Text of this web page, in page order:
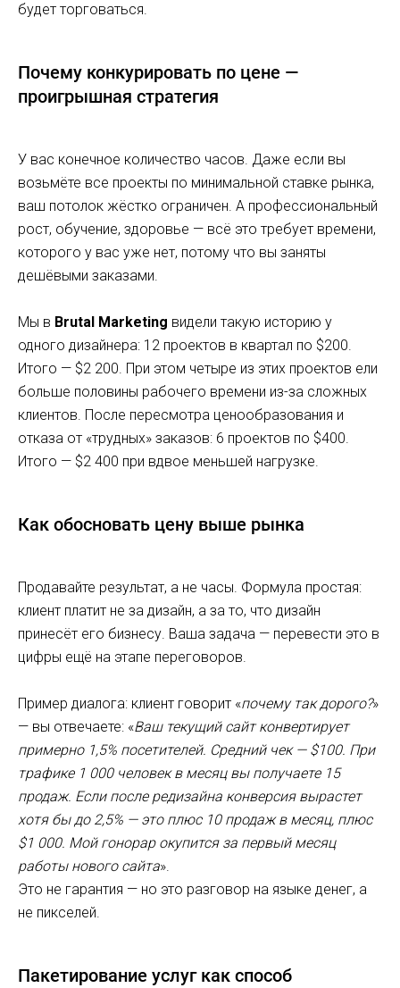
будет торговаться.
Почему конкурировать по цене —
проигрышная стратегия
У вас конечное количество часов. Даже если вы
возьмёте все проекты по минимальной ставке рынка,
ваш потолок жёстко ограничен. А профессиональный
рост, обучение, здоровье — всё это требует времени,
которого у вас уже нет, потому что вы заняты
дешёвыми заказами.
Мы в Brutal Marketing видели такую историю у
одного дизайнера: 12 проектов в квартал по $200.
Итого — $2 200. При этом четыре из этих проектов ели
больше половины рабочего времени из-за сложных
клиентов. После пересмотра ценообразования и
отказа от «трудных» заказов: 6 проектов по $400.
Итого — $2 400 при вдвое меньшей нагрузке.
Как обосновать цену выше рынка
Продавайте результат, а не часы. Формула простая:
клиент платит не за дизайн, а за то, что дизайн
принесёт его бизнесу. Ваша задача — перевести это в
цифры ещё на этапе переговоров.
Пример диалога: клиент говорит «почему так дорого?»
— вы отвечаете: «Ваш текущий сайт конвертирует
примерно 1,5% посетителей. Средний чек — $100. При
трафике 1 000 человек в месяц вы получаете 15
продаж. Если после редизайна конверсия вырастет
хотя бы до 2,5% — это плюс 10 продаж в месяц, плюс
$1 000. Мой гонорар окупится за первый месяц
работы нового сайта».
Это не гарантия — но это разговор на языке денег, а
не пикселей.
Пакетирование услуг как способ